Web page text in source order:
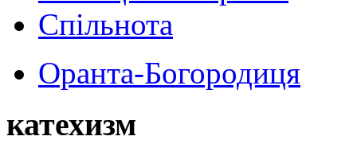
Спільнота
Оранта-Богородиця
катехизм